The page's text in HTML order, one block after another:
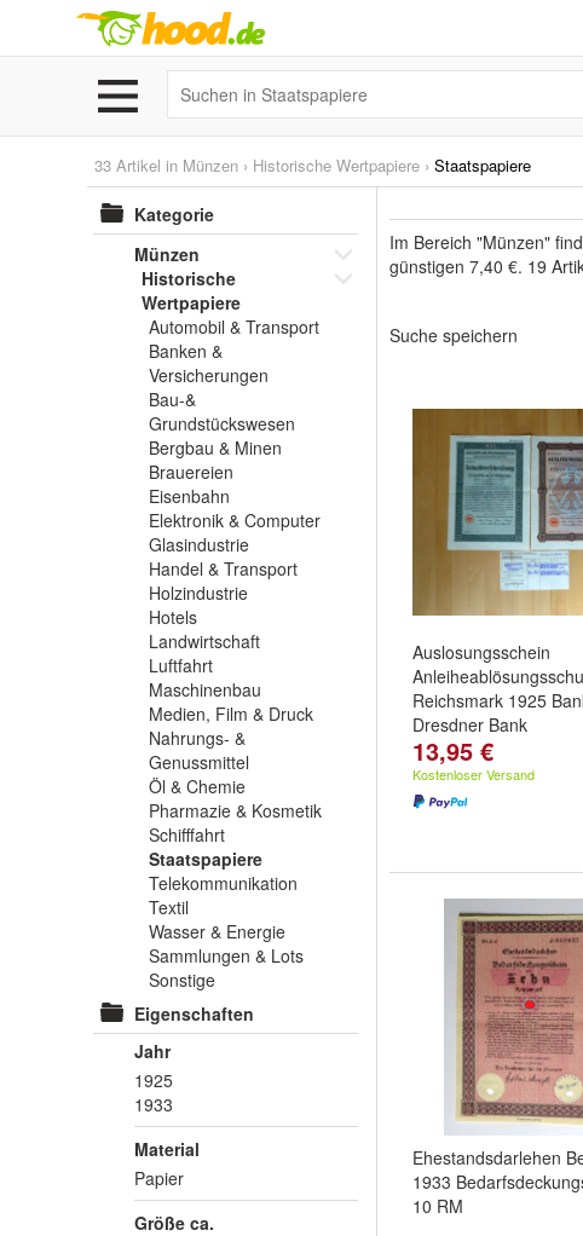
33 Artikel in Münzen › Historische Wertpapiere › Staatspapiere
Kategorie
Münzen
Historische
Wertpapiere
Automobil & Transport
Banken &
Versicherungen
Bau-&
Grundstückswesen
Bergbau & Minen
Brauereien
Eisenbahn
Elektronik & Computer
Glasindustrie
Handel & Transport
Holzindustrie
Hotels
Landwirtschaft
Luftfahrt
Maschinenbau
Medien, Film & Druck
Nahrungs- &
Genussmittel
Öl & Chemie
Pharmazie & Kosmetik
Schifffahrt
Staatspapiere
Telekommunikation
Textil
Wasser & Energie
Sammlungen & Lots
Sonstige
Eigenschaften
Jahr
1925
1933
Material
Papier
Größe ca.
Im Bereich "Münzen"
günstigen 7,40 €. 19
Suche speichern
Auslosungsschein
Reichsmark 1925
Dresdner Bank
13,95 €
Kostenloser Versand
Ehestandsdarlehen
1933
10 RM